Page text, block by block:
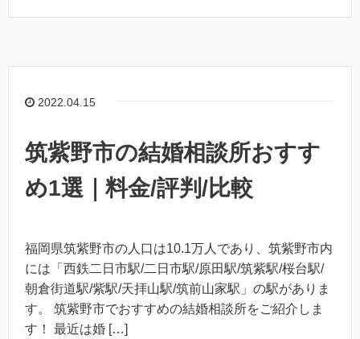
2022.04.15
筑紫野市の結婚相談所おすす
め1選｜料金/評判/比較
福岡県筑紫野市の人口は10.1万人であり、筑紫野市内
には「西鉄二日市駅/二日市駅/原田駅/筑紫駅/桜台駅/
朝倉街道駅/紫駅/天拝山駅/筑前山家駅」の駅がありま
す。 筑紫野市でおすすめの結婚相談所をご紹介しま
す！ 最近は婚 […]